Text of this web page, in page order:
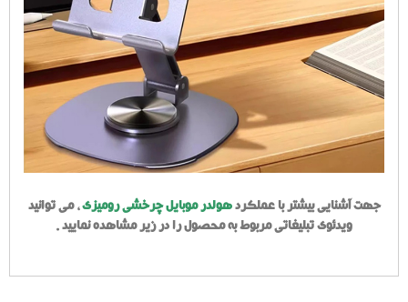
جهت آشنایی بیشتر با عملکردهولدر موبایل چرخشی رومیزی، می توانید
ویدئوی تبلیغاتی مربوط به محصول را در زیر مشاهده نمایید .